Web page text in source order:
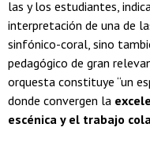
las y los estudiantes,
interpretación de una de
sinfónico-coral, sino
pedagógico de gran
orquesta constituye “un
donde convergen la
escénica y el trabajo